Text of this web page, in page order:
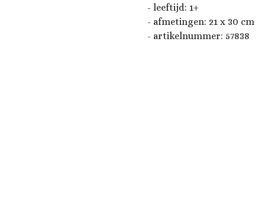
- leeftijd: 1+
- afmetingen: 21 x 30 cm
- artikelnummer: 57838